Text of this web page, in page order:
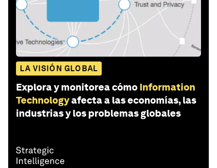
LA VISIÓN GLOBAL
Explora y monitorea cómo Information
Technologyafecta a las economías, las
industrias y los problemas globales